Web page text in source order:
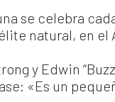
se celebra
natural, en el
y Edwin
«Es un